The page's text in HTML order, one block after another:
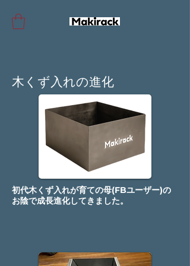
木くず入れの進化
初代木くず入れが育ての母(FBユーザー)の
お陰で成長進化してきました。